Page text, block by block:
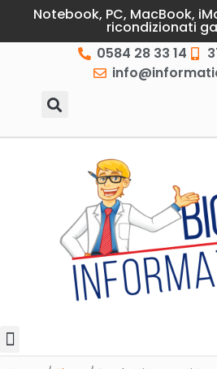
Notebook, PC, MacBook,
ricondizionati
0584 28 33 14